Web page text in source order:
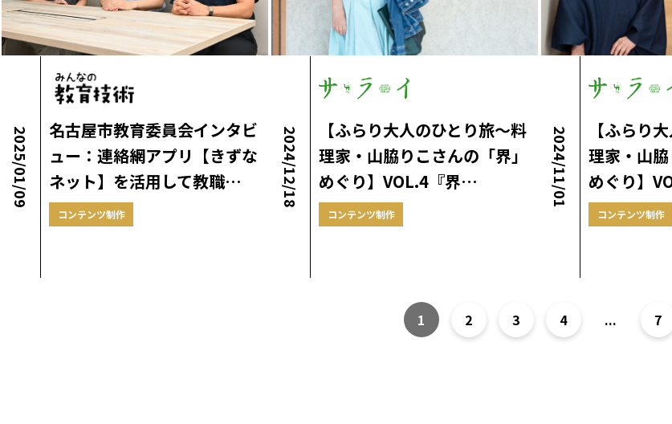
2025/01/09
名古屋市教育委員会インタビ
ュー：連絡網アプリ【きずな
ネット】を活用して教職…
コンテンツ制作
2024/12/18
【ふらり大人のひとり旅～料
理家・山脇りこさんの「界」
めぐり】VOL.4『界…
コンテンツ制作
2024/11/01
【ふらり
理家・山脇
めぐり】
コンテンツ制作
1 2 3 4 ... 7